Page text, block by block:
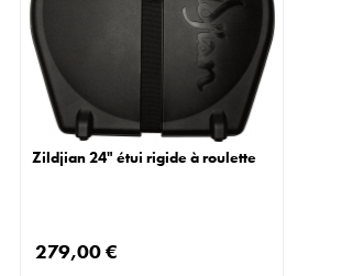
Zildjian 24" étui rigide à roulette
279,00 €